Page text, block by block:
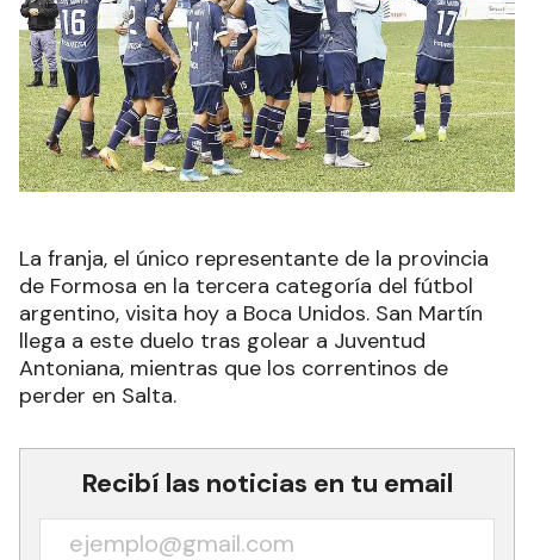
La franja, el único representante de la provincia
de Formosa en la tercera categoría del fútbol
argentino, visita hoy a Boca Unidos. San Martín
llega a este duelo tras golear a Juventud
Antoniana, mientras que los correntinos de
perder en Salta.
Recibí las noticias en tu email